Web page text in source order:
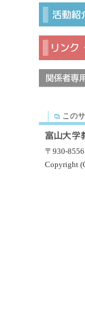
この
〒930-
Copyright